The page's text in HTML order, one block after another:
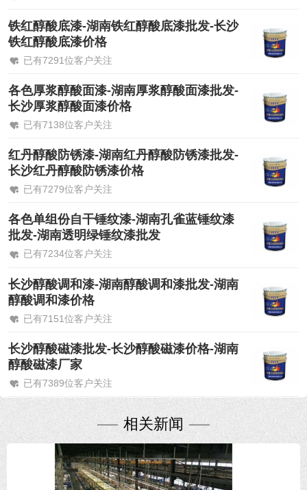
铁红醇酸底漆-湖南铁红醇酸底漆批发-长沙
铁红醇酸底漆价格
已有7291位客户关注
各色厚浆醇酸面漆-湖南厚浆醇酸面漆批发-
长沙厚浆醇酸面漆价格
已有7138位客户关注
红丹醇酸防锈漆-湖南红丹醇酸防锈漆批发-
长沙红丹醇酸防锈漆价格
已有7279位客户关注
各色单组份自干锤纹漆-湖南孔雀蓝锤纹漆
批发-湖南透明绿锤纹漆批发
已有7234位客户关注
长沙醇酸调和漆-湖南醇酸调和漆批发-湖南
醇酸调和漆价格
已有7151位客户关注
长沙醇酸磁漆批发-长沙醇酸磁漆价格-湖南
醇酸磁漆厂家
已有7389位客户关注
相关新闻